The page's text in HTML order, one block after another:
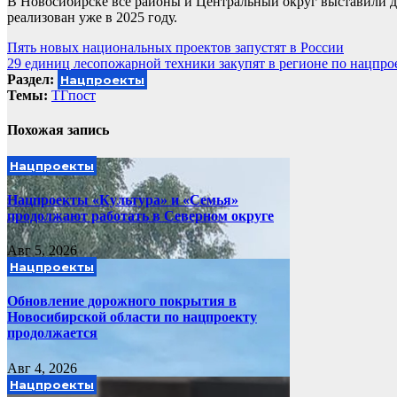
реализован уже в 2025 году.
Навигация
по
записям
Пять новых национальных проектов запустят в России
29 единиц лесопожарной техники закупят в регионе по
Раздел: Нацпроекты
Темы: ТГпост
Похожая запись
Нацпроекты
Нацпроекты «Культура» и «Семья»
продолжают работать в Северном округе
Авг 5, 2026
Нацпроекты
Обновление дорожного покрытия в
Новосибирской области по нацпроекту
продолжается
Авг 4, 2026
Нацпроекты